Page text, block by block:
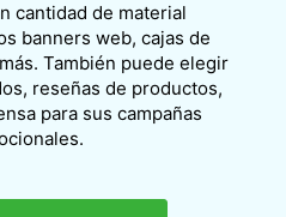
cantidad de material
banners web, cajas de
También puede elegir
reseñas de productos,
para sus campañas